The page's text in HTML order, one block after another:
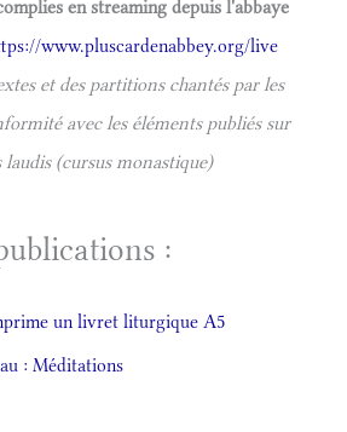
en streaming depuis l'abbaye
www.pluscardenabbey.org/live
et des partitions chantés par les
avec les éléments publiés sur
laudis (cursus monastique)
:
un livret liturgique A5
: Méditations